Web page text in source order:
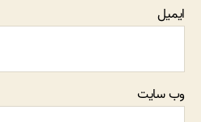
ایمیل
وب‌ سایت